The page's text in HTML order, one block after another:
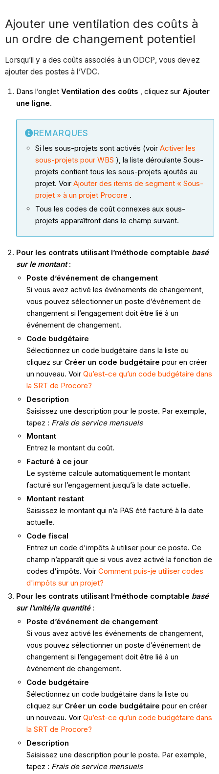
Ajouter une ventilation des coûts à
un ordre de changement potentiel
Lorsqu’il y a des coûts associés à un ODCP, vous devez
ajouter des postes à l’VDC.
Dans l’onglet Ventilation des coûts , cliquez sur Ajouter
une ligne.
REMARQUES
Si les sous-projets sont activés (voir Activer les
sous-projets pour WBS ), la liste déroulante Sous-
projets contient tous les sous-projets ajoutés au
projet. Voir Ajouter des items de segment « Sous-
projet » à un projet Procore .
Tous les codes de coût connexes aux sous-
projets apparaîtront dans le champ suivant.
Pour les contrats utilisant l’méthode comptable basé
sur le montant:
Poste d’événement de changement
Si vous avez activé les événements de changement,
vous pouvez sélectionner un poste d’événement de
changement si l’engagement doit être lié à un
événement de changement.
Code budgétaire
Sélectionnez un code budgétaire dans la liste ou
cliquez sur Créer un code budgétaire pour en créer
un nouveau. Voir Qu’est-ce qu’un code budgétaire dans
la SRT de Procore?
Description
Saisissez une description pour le poste. Par exemple,
tapez : Frais de service mensuels
Montant
Entrez le montant du coût.
Facturé à ce jour
Le système calcule automatiquement le montant
facturé sur l’engagement jusqu’à la date actuelle.
Montant restant
Saisissez le montant qui n’a PAS été facturé à la date
actuelle.
Code fiscal
Entrez un code d'impôts à utiliser pour ce poste. Ce
champ n’apparaît que si vous avez activé la fonction de
codes d'impôts. Voir Comment puis-je utiliser codes
d'impôts sur un projet?
Pour les contrats utilisant l’méthode comptable basé
sur l’unité/la quantité:
Poste d’événement de changement
Si vous avez activé les événements de changement,
vous pouvez sélectionner un poste d’événement de
changement si l’engagement doit être lié à un
événement de changement.
Code budgétaire
Sélectionnez un code budgétaire dans la liste ou
cliquez sur Créer un code budgétaire pour en créer
un nouveau. Voir Qu’est-ce qu’un code budgétaire dans
la SRT de Procore?
Description
Saisissez une description pour le poste. Par exemple,
tapez : Frais de service mensuels